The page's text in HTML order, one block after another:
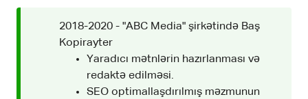
2018-2020 - "ABC Media" şirkətində Baş
Kopirayter
Yaradıcı mətnlərin hazırlanması və
redaktə edilməsi.
SEO optimallaşdırılmış məzmunun